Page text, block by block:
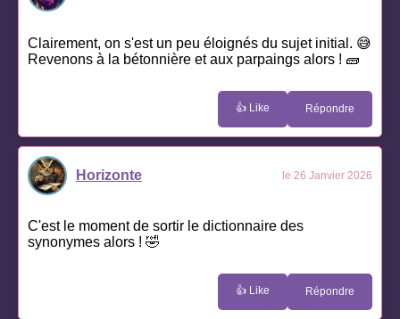
Clairement, on s'est un peu éloignés du sujet initial. 😅
Revenons à la bétonnière et aux parpaings alors ! 🧱
👍 Like Répondre
Horizonte le 26 Janvier 2026
C'est le moment de sortir le dictionnaire des
synonymes alors ! 🤣
👍 Like Répondre